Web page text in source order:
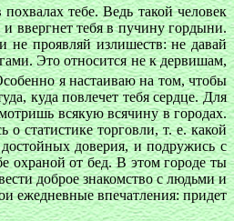
тебе. Ведь такой человек
ввергнет тебя в пучину гордыни.
не проявляй излишеств: не давай
Это относится не к дервишам,
я настаиваю на том, чтобы
куда повлечет тебя сердце. Для
всякую всячину в городах.
статистике торговли, т. е. какой
доверия, и подружись с
охраной от бед. В этом городе ты
доброе знакомство с людьми и
ежедневные впечатления: придет